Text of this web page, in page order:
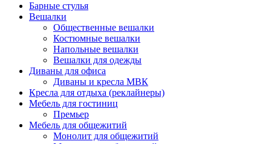
Барные стулья
Вешалки
Общественные вешалки
Костюмные вешалки
Напольные вешалки
Вешалки для одежды
Диваны для офиса
Диваны и кресла МВК
Кресла для отдыха (реклайнеры)
Мебель для гостиниц
Премьер
Мебель для общежитий
Монолит для общежитий